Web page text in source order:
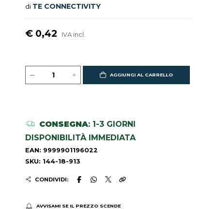
di TE CONNECTIVITY
€ 0,42 IVA incl.
AGGIUNGI AL CARRELLO
CONSEGNA: 1-3 GIORNI
DISPONIBILITÀ IMMEDIATA
EAN: 9999901196022
SKU: 144-18-913
CONDIVIDI:
AVVISAMI SE IL PREZZO SCENDE